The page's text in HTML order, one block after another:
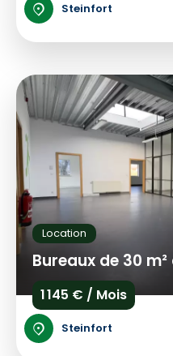
Steinfort
Location
Bureaux de 30
1 145 € / Mois
Steinfort